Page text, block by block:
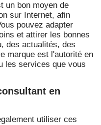
un bon moyen de
sur Internet, afin
pouvez adapter
et attirer les bonnes
des actualités, des
marque est l'autorité en
les services que vous
en
utiliser ces